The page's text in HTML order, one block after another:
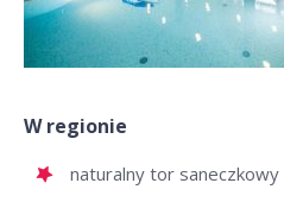
W regionie
naturalny tor saneczkowy